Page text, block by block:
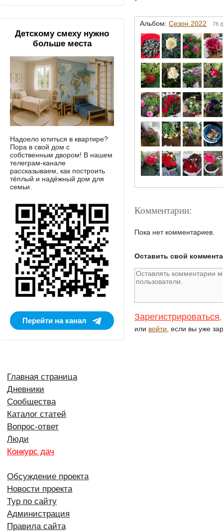
Альбом: Сезон 2022 78
Комментарии:
Пока нет комментариев.
Оставить свой
Зарегистрироваться,
или войти , если вы уже
Детскому смеху нужно
больше места
Надоело ютиться в квартире?
Пора в свой дом с
собственным двором! В нашем
телеграм-канале
рассказываем, как построить
тёплый и надёжный дом для
семьи.
Перейти на канал
Главная страница
Дневники
Сообщества
Каталог статей
Вопрос-ответ
Люди
Конкурс дач
Обсуждение проекта
Новости проекта
Тур по сайту
Администрация
Правила сайта